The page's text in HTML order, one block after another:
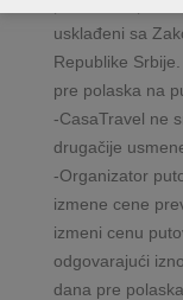
usklađeni sa
Republike
pre polaska na
-CasaTravel ne
drugačije
-Organizator
izmene cene
izmeni cenu
odgovarajući
dana pre